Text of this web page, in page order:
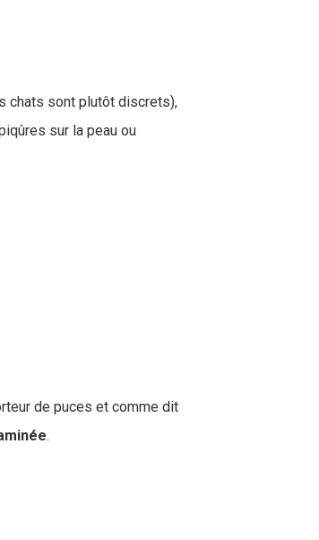
chats sont plutôt discrets),
sur la peau ou
de puces et comme dit
.